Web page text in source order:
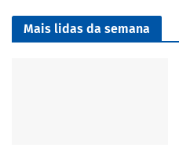
Mais lidas da semana